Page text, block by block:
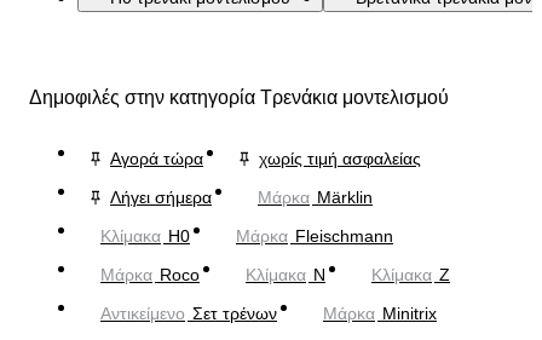
Δημοφιλές στην κατηγορία Τρενάκια μοντελισμού
Αγορά τώρα
χωρίς τιμή ασφαλείας
Λήγει σήμερα
Μάρκα Märklin
Κλίμακα H0 Μάρκα Fleischmann
Μάρκα Roco Κλίμακα N Κλίμακα Z
Αντικείμενο Σετ τρένων Μάρκα Minitrix